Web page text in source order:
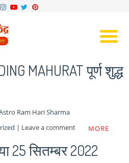
MAHURAT पूर्ण शुद्ध
Ram Hari Sharma
| Leave a comment MORE
25 सितम्बर 2022